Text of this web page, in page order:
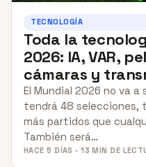
TECNOLOGÍA
Toda la
2026: IA, VAR,
cámaras y
El Mundial 2026 no va
tendrá 48 selecciones,
más partidos que
También será…
HACE 5 DÍAS · 13 MIN DE